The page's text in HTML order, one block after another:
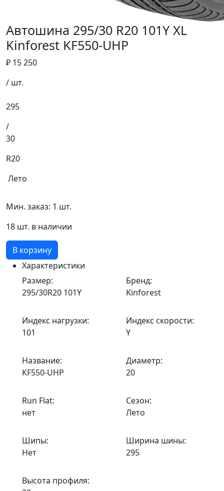
Автошина 295/30 R20 101Y XL
Kinforest KF550-UHP
₽ 15 250
/ шт.
295
/
30
R20
Лето
Мин. заказ: 1 шт.
18 шт. в наличии
В корзину
Характеристики
Размер:
295/30R20 101Y
Бренд:
Kinforest
Индекс нагрузки:
101
Индекс скорости:
Y
Название:
KF550-UHP
Диаметр:
20
Run Flat:
нет
Сезон:
Лето
Шипы:
Нет
Ширина шины:
295
Высота профиля: